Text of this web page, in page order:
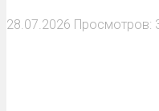
28.07.2026 Просмотров: